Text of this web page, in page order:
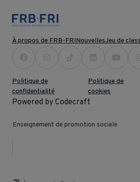
À propos de FRB-FRINouvellesJeu de
Politique de
confidentialité
Politique de
cookies
Powered by Codecraft
Enseignement de promotion sociale